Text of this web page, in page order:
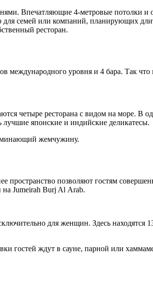
Впечатляющие 4-метровые потолки и
семей или компаний, планирующих
ресторан.
международного уровня и 4 бара. Так
четыре ресторана с видом на море.
японские и индийские деликатесы.
жемчужину.
позволяют гостям
Jumeirah Burj Al Arab.
для женщин. Здесь находятся
гостей ждут в сауне, парной или